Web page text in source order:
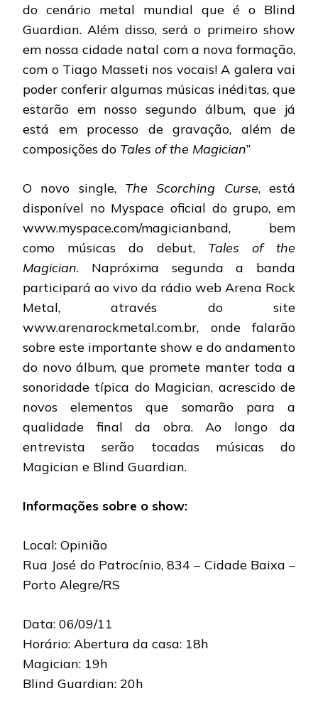
do cenário metal mundial que é o Blind
Guardian. Além disso, será o primeiro show
em nossa cidade natal com a nova formação,
com o Tiago Masseti nos vocais! A galera vai
poder conferir algumas músicas inéditas, que
estarão em nosso segundo álbum, que já
está em processo de gravação, além de
composições do Tales of the Magician”
O novo single, The Scorching Curse, está
disponível no Myspace oficial do grupo, em
www.myspace.com/magicianband, bem
como músicas do debut, Tales of the
Magician. Napróxima segunda a banda
participará ao vivo da rádio web Arena Rock
Metal, através do site
www.arenarockmetal.com.br, onde falarão
sobre este importante show e do andamento
do novo álbum, que promete manter toda a
sonoridade típica do Magician, acrescido de
novos elementos que somarão para a
qualidade final da obra. Ao longo da
entrevista serão tocadas músicas do
Magician e Blind Guardian.
Informações sobre o show:
Local: Opinião
Rua José do Patrocínio, 834 – Cidade Baixa –
Porto Alegre/RS
Data: 06/09/11
Horário: Abertura da casa: 18h
Magician: 19h
Blind Guardian: 20h